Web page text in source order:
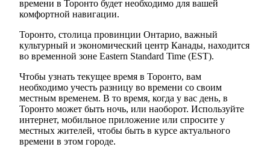
времени в Торонто будет необходимо для вашей
комфортной навигации.
Торонто, столица провинции Онтарио, важный
культурный и экономический центр Канады, находится
во временной зоне Eastern Standard Time (EST).
Чтобы узнать текущее время в Торонто, вам
необходимо учесть разницу во времени со своим
местным временем. В то время, когда у вас день, в
Торонто может быть ночь, или наоборот. Используйте
интернет, мобильное приложение или спросите у
местных жителей, чтобы быть в курсе актуального
времени в этом городе.